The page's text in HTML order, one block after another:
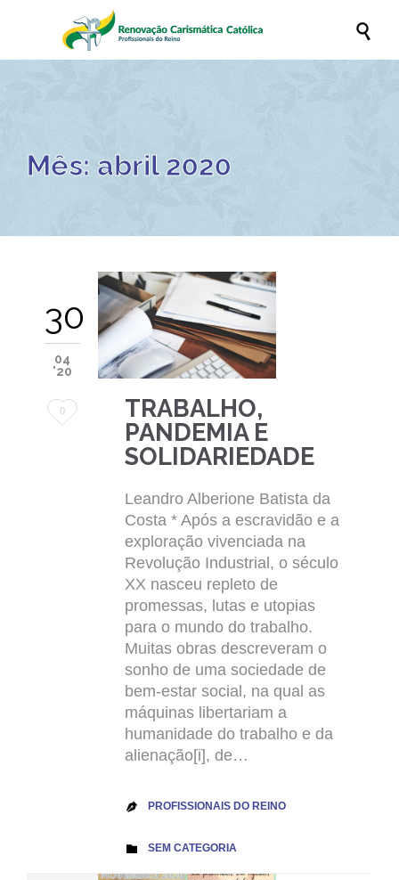

Mês: abril 2020
30
04
'20
Love
0
TRABALHO,
PANDEMIA E
SOLIDARIEDADE
Leandro Alberione Batista da
Costa * Após a escravidão e a
exploração vivenciada na
Revolução Industrial, o século
XX nasceu repleto de
promessas, lutas e utopias
para o mundo do trabalho.
Muitas obras descreveram o
sonho de uma sociedade de
bem-estar social, na qual as
máquinas libertariam a
humanidade do trabalho e da
alienação[i], de…
 PROFISSIONAIS DO REINO
 CATEGORY
SEM CATEGORIA